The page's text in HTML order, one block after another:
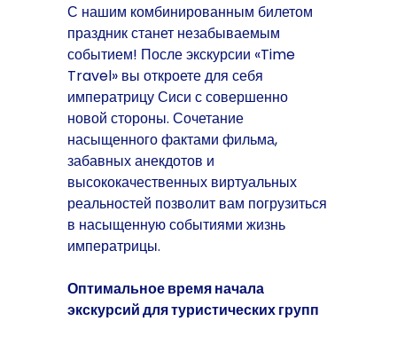
С нашим комбинированным билетом
праздник станет незабываемым
событием! После экскурсии «Time
Travel» вы откроете для себя
императрицу Сиси с совершенно
новой стороны. Сочетание
насыщенного фактами фильма,
забавных анекдотов и
высококачественных виртуальных
реальностей позволит вам погрузиться
в насыщенную событиями жизнь
императрицы.
Оптимальное время начала
экскурсий для туристических групп